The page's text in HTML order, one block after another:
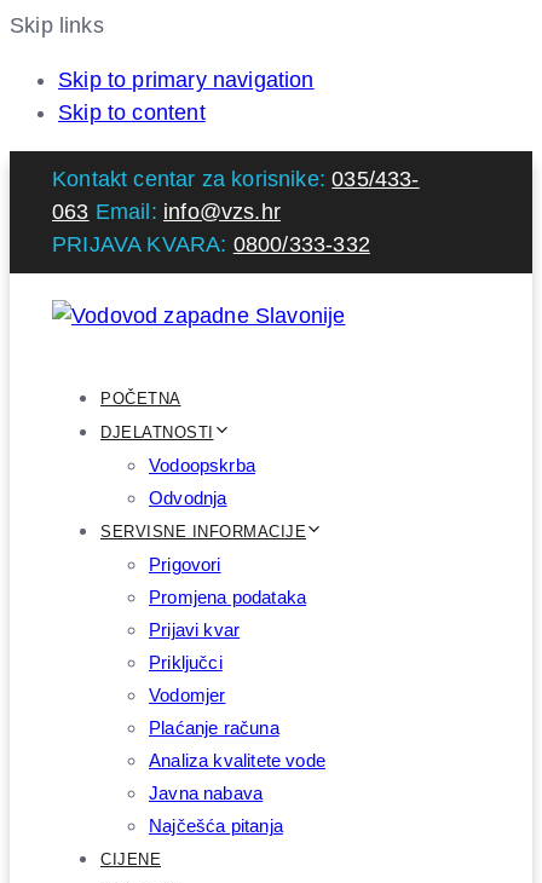
Skip links
Skip to primary navigation
Skip to content
Kontakt centar za korisnike:035/433-
063 Email: info@vzs.hr
PRIJAVA KVARA: 0800/333-332
POČETNA
DJELATNOSTI
Vodoopskrba
Odvodnja
SERVISNE INFORMACIJE
Prigovori
Promjena podataka
Prijavi kvar
Priključci
Vodomjer
Plaćanje računa
Analiza kvalitete vode
Javna nabava
Najčešća pitanja
CIJENE